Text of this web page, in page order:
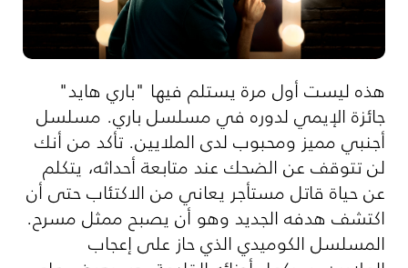
هذه ليست أول مرة يستلم فيها "باري هايد"
جائزة الإيمي لدوره في مسلسل باري. مسلسل
أجنبي مميز ومحبوب لدى الملايين. تأكد من أنك
لن تتوقف عن الضحك عند متابعة أحداثه، يتكلم
عن حياة قاتل مستأجر يعاني من الاكتئاب حتى أن
اكتشف هدفه الجديد وهو أن يصبح ممثل مسرح.
المسلسل الكوميدي الذي حاز على إعجاب